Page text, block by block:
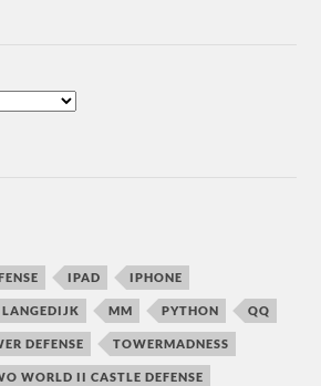
IPAD IPHONE
LANGEDIJK MM PYTHON QQ
DEFENSE TOWERMADNESS
WORLD II CASTLE DEFENSE